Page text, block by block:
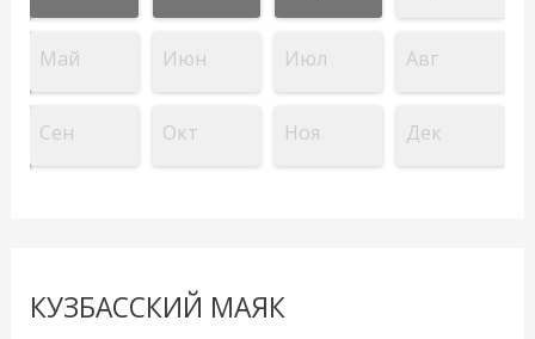
Май Июн Июл Авг
Сен Окт Ноя Дек
КУЗБАССКИЙ МАЯК